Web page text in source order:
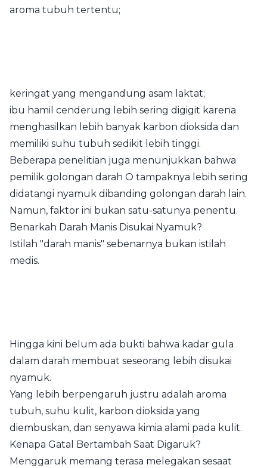
aroma tubuh tertentu;
keringat yang mengandung asam laktat;
ibu hamil cenderung lebih sering digigit karena
menghasilkan lebih banyak karbon dioksida dan
memiliki suhu tubuh sedikit lebih tinggi.
Beberapa penelitian juga menunjukkan bahwa
pemilik golongan darah O tampaknya lebih sering
didatangi nyamuk dibanding golongan darah lain.
Namun, faktor ini bukan satu-satunya penentu.
Benarkah Darah Manis Disukai Nyamuk?
Istilah "darah manis" sebenarnya bukan istilah
medis.
Hingga kini belum ada bukti bahwa kadar gula
dalam darah membuat seseorang lebih disukai
nyamuk.
Yang lebih berpengaruh justru adalah aroma
tubuh, suhu kulit, karbon dioksida yang
diembuskan, dan senyawa kimia alami pada kulit.
Kenapa Gatal Bertambah Saat Digaruk?
Menggaruk memang terasa melegakan sesaat